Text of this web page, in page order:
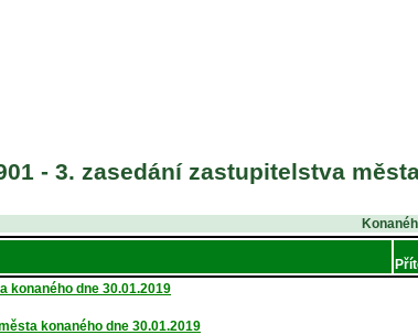
- 3. zasedání zastupitelstva
konaného dne 30.01.2019
konaného dne 30.01.2019